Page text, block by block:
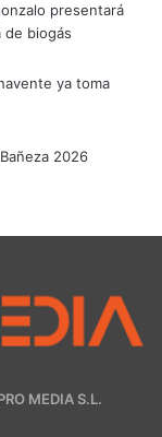
presentará
de biogás
ya toma
2026
MEDIA S.L.